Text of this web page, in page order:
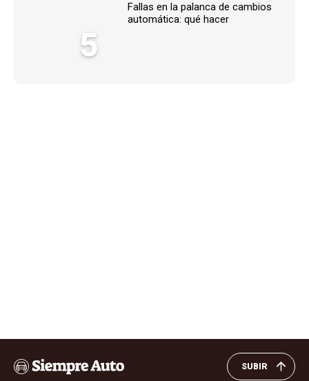
5
Fallas en la palanca de cambios
automática: qué hacer
SUBIR